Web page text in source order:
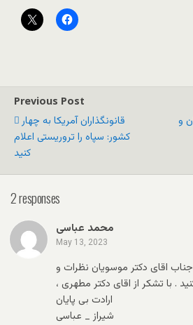
Previous Post
قانونگذاران آمریکا به چهار
کشور: سپاه را تروریستی اعلام
کنید
و
2 responses
محمد عباسی
May 13, 2023
اقای دکتر موسویان نظرات و
. با تشکر از اقای دکتر مطهری ،
ارادت بی پایان
شیراز _ عباسی